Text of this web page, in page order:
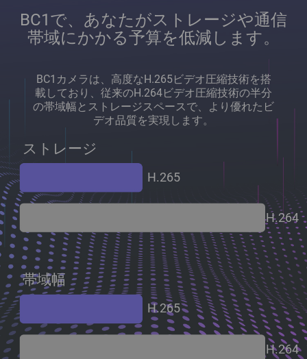
BC1で、あなたがストレージや通信
帯域にかかる予算を低減します。
BC1カメラは、高度なH.265ビデオ圧縮技術を搭
載しており、従来のH.264ビデオ圧縮技術の半分
の帯域幅とストレージスペースで、より優れたビ
デオ品質を実現します。
ストレージ
帯域幅
H.265
H.265
H.264
H.264